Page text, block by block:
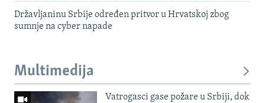
Državljaninu Srbije određen pritvor u Hrvatskoj zbog
sumnje na cyber napade
Multimedija
Vatrogasci gase požare u Srbiji, dok